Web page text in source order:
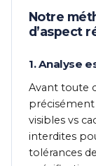
Notre
d’aspect
1. Analyse
Avant toute
précisément
visibles vs
interdites
tolérances